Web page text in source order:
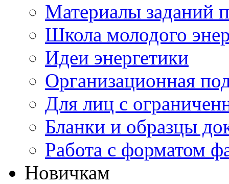
Материалы заданий
Школа молодого
Идеи энергетики
Организационная
Для лиц с
Бланки и образцы
Работа с форматом
Новичкам